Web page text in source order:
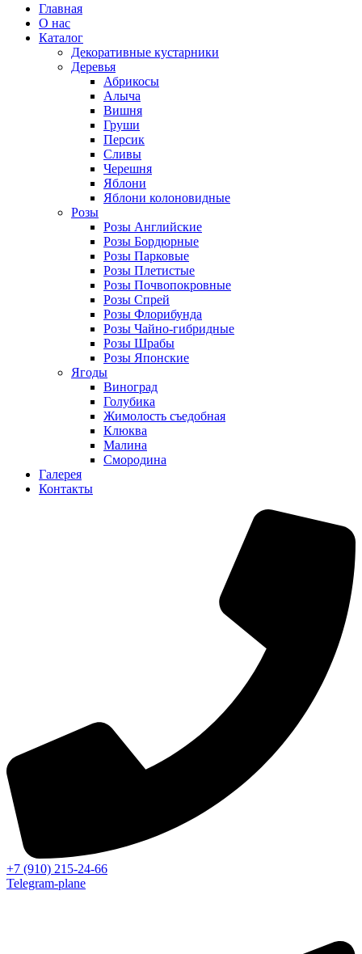
Главная
О нас
Каталог
Декоративные кустарники
Деревья
Абрикосы
Алыча
Вишня
Груши
Персик
Сливы
Черешня
Яблони
Яблони колоновидные
Розы
Розы Английские
Розы Бордюрные
Розы Парковые
Розы Плетистые
Розы Почвопокровные
Розы Спрей
Розы Флорибунда
Розы Чайно-гибридные
Розы Шрабы
Розы Японские
Ягоды
Виноград
Голубика
Жимолость съедобная
Клюква
Малина
Смородина
Галерея
Контакты
+7 (910) 215-24-66
Telegram-plane